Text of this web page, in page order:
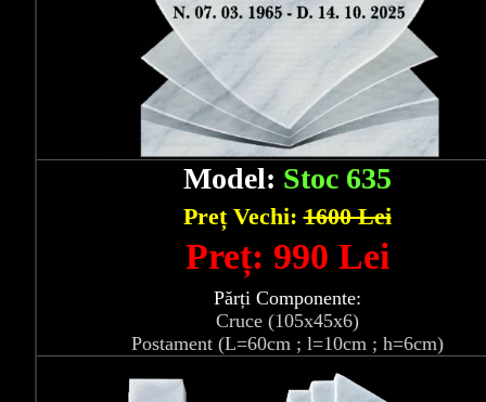
Model: Stoc 635
Preț Vechi:1600 Lei
Preț: 990 Lei
Părți Componente:
Cruce (105x45x6)
Postament (L=60cm ; l=10cm ; h=6cm)